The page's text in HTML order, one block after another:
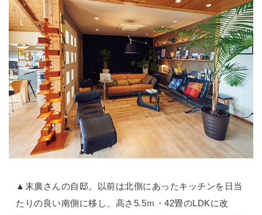
▲末廣さんの自邸。以前は北側にあったキッチンを日当
たりの良い南側に移し、高さ5.5ｍ・42畳のLDKに改